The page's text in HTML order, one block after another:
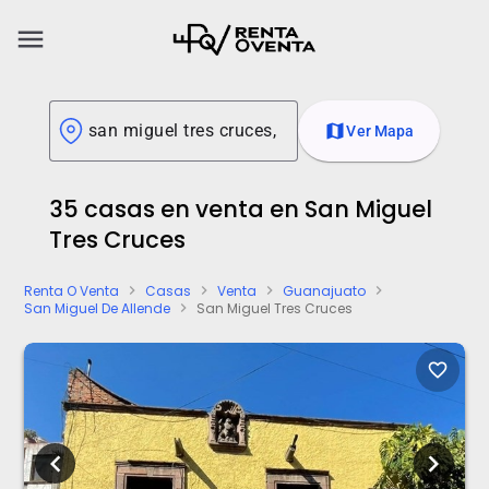
menu
mapVer Mapa
35 casas en venta en San Miguel
Tres Cruces
Renta O Venta chevron_right Casas chevron_right Venta chevron_right Guanajuato chevron_right
San Miguel De Allende chevron_right San Miguel Tres Cruces
favorite_border
chevron_left chevron_right